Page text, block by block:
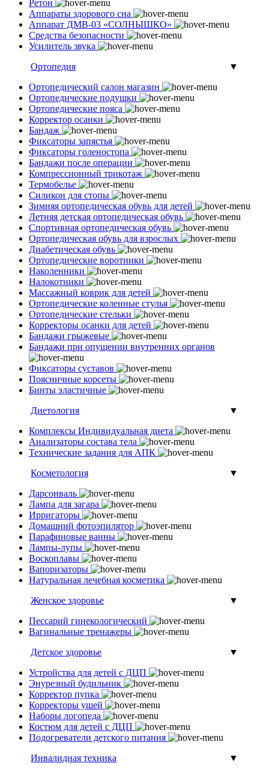
Ретон
Аппараты здорового сна
Аппарат ДМВ-03 «СОЛНЫШКО»
Средства безопасности
Усилитель звука
Ортопедия
▼
Ортопедический салон магазин
Ортопедические подушки
Ортопедические пояса
Корректор осанки
Бандаж
Фиксаторы запястья
Фиксаторы голеностопа
Бандажи после операции
Компрессионный трикотаж
Термобелье
Силикон для стопы
Зимняя ортопедическая обувь для детей
Летняя детская ортопедическая обувь
Спортивная ортопедическая обувь
Ортопедическая обувь для взрослых
Диабетическая обувь
Ортопедические воротники
Наколенники
Налокотники
Массажный коврик для детей
Ортопедические коленные стулья
Ортопедические стельки
Корректоры осанки для детей
Бандажи грыжевые
Бандажи при опущении внутренних органов
Фиксаторы суставов
Поясничные корсеты
Бинты эластичные
Диетология
▼
Комплексы Индивидуальная диета
Анализаторы состава тела
Технические задания для АПК
Косметология
▼
Дарсонваль
Лампа для загара
Ирригаторы
Домашний фотоэпилятор
Парафиновые ванны
Лампы-лупы
Воскоплавы
Вапоризаторы
Натуральная лечебная косметика
Женское здоровье
▼
Пессарий гинекологический
Вагинальные тренажеры
Детское здоровье
▼
Устройства для детей с ДЦП
Энурезный будильник
Корректор пупка
Корректоры ушей
Наборы логопеда
Костюм для детей с ДЦП
Подогреватели детского питания
Инвалидная техника
▼